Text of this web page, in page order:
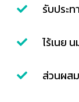
รับประ
ไร้เนย
ส่วนผส